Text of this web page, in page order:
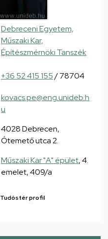
Debreceni Egyetem,
Műszaki Kar,
Építészmérnöki Tanszék
+36 52 415 155/ 78704
kovacs.pe@eng.unideb.h
u
4028 Debrecen,
Ótemető utca 2.
Műszaki Kar "A" épület, 4.
emelet, 409/a
Tudóstér profil